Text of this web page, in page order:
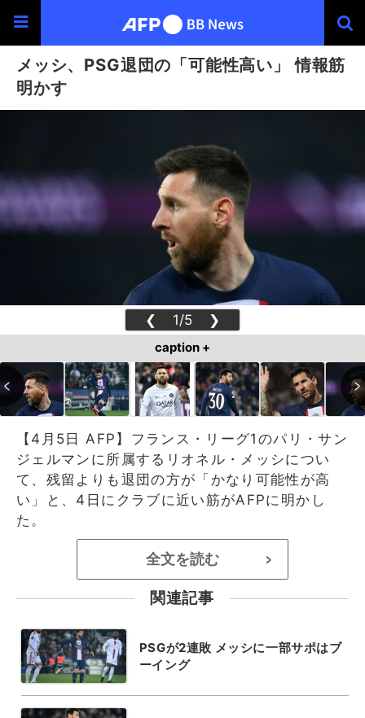
メッシ、PSG退団の「可能性高い」 情報筋
明かす
❮ 1/5 ❯
caption +
【4月5日 AFP】フランス・リーグ1のパリ・サン
ジェルマンに所属するリオネル・メッシについ
て、残留よりも退団の方が「かなり可能性が高
い」と、4日にクラブに近い筋がAFPに明かし
た。
全文を読む >
関連記事
PSGが2連敗 メッシに一部サポはブ
ーイング